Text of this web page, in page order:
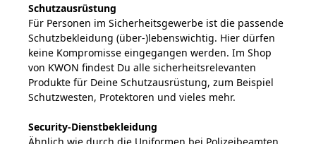
Schutzausrüstung
Für Personen im Sicherheitsgewerbe ist die passende
Schutzbekleidung (über-)lebenswichtig. Hier dürfen
keine Kompromisse eingegangen werden. Im Shop
von KWON findest Du alle sicherheitsrelevanten
Produkte für Deine Schutzausrüstung, zum Beispiel
Schutzwesten, Protektoren und vieles mehr.
Security-Dienstbekleidung